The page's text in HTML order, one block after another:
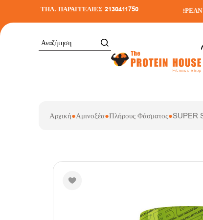
ΤΗΛ. ΠΑΡΑΓΓΕΛΙΕΣ 2130411750 ΔΩΡΕΑΝ
Αρχική●Αμινοξέα●Πλήρους Φάσματος●SUPER